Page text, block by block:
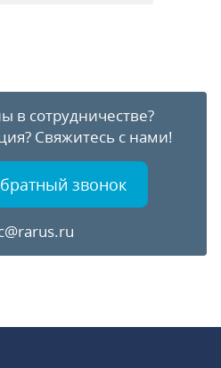
в сотрудничестве?
Свяжитесь с нами!
звонок